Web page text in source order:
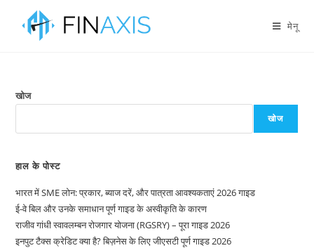
मेनू
खोज
खोज
हाल के पोस्ट
भारत में SME लोन: प्रकार, ब्याज दरें, और पात्रता आवश्यकताएं 2026 गाइड
ई-वे बिल और उनके समाधान पूर्ण गाइड के अस्वीकृति के कारण
राजीव गांधी स्वावलम्बन रोजगार योजना (RGSRY) – पूरा गाइड 2026
इनपुट टैक्स क्रेडिट क्या है? बिज़नेस के लिए जीएसटी पूर्ण गाइड 2026